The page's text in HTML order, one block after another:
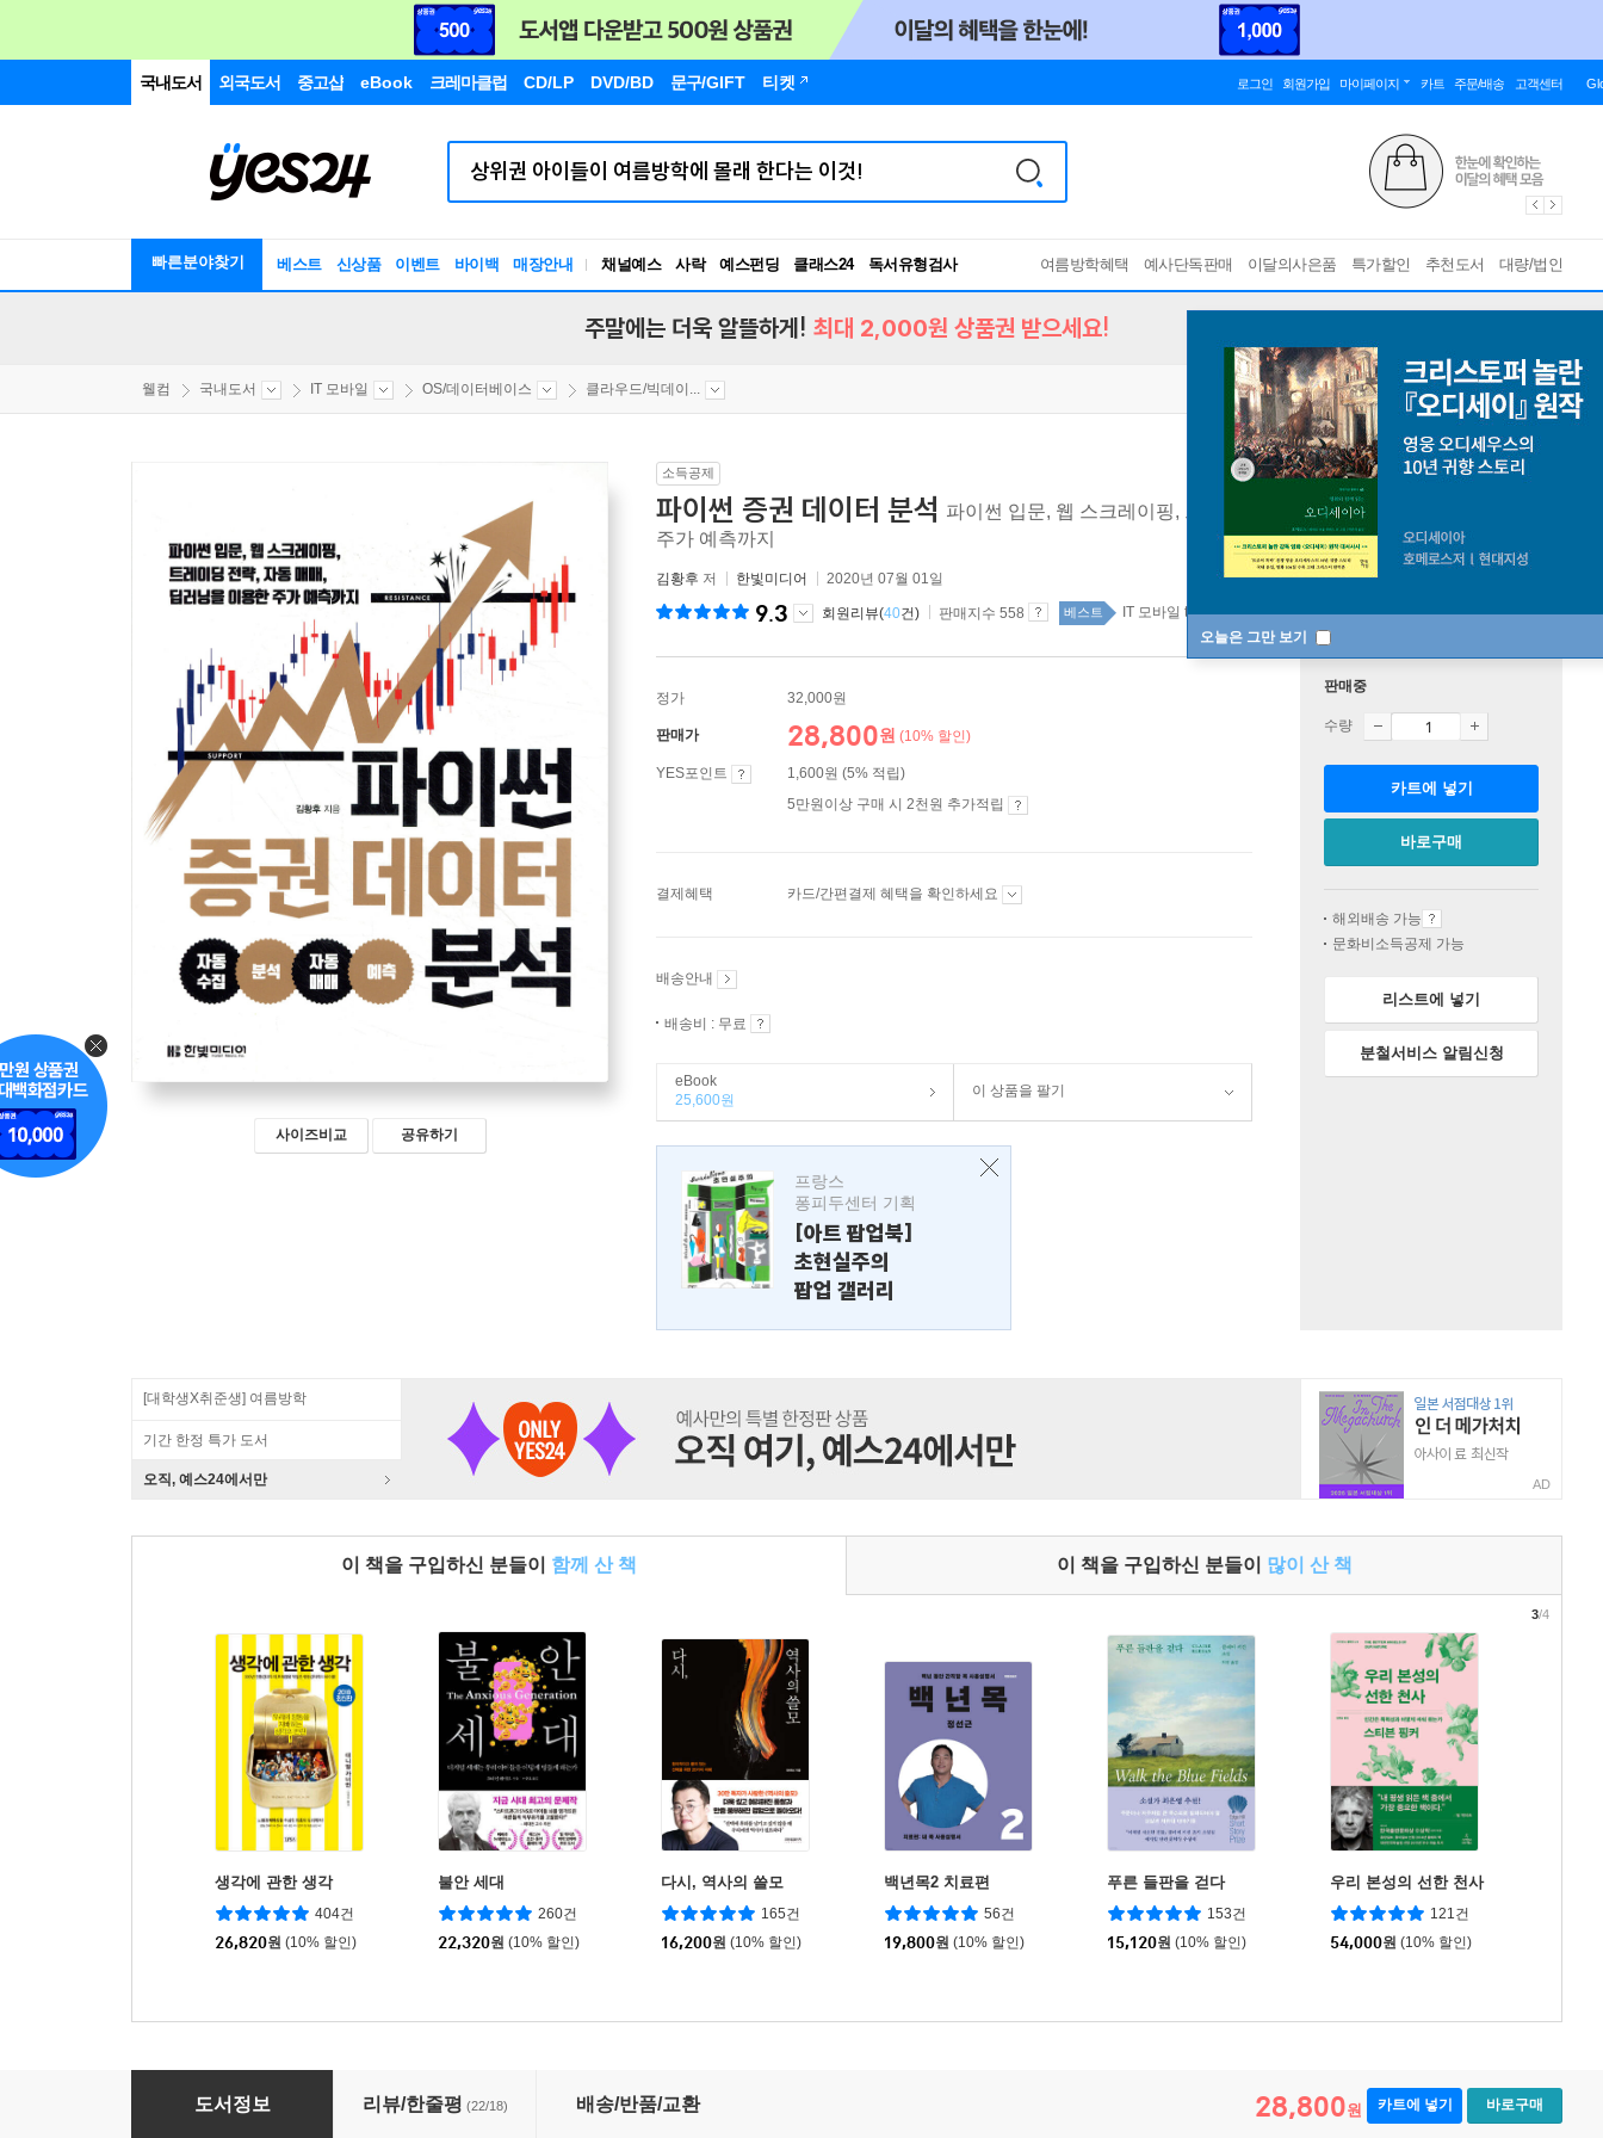
국내도서 외국도서 중고샵 eBook 크레마클럽 CD/LP DVD/BD 문구/GIFT 티켓 로그인 회원가입 마이페이지 카트 주문/배송 고객센터
빠른분야찾기 베스트 신상품 이벤트 바이백 매장안내 채널예스 사락 예스펀딩 클래스24
독서유형검사
RBTI Lab
여름방학혜택 예사단독판매 이달의사은품 특가할인 추천도서 대량/법인
오늘은 그만 보기
주말에는 더욱 알뜰하게! 최대 2,000원 상품권 받으세요!
웰컴 국내도서 IT 모바일 OS/데이터베이스 클라우드/빅데이...
사이즈비교 공유하기
소득공제
파이썬 증권 데이터 분석 파이썬 입문, 웹 스크레이핑, 트레이딩 전략, 자동 매매, 딥러닝을 이용한
주가 예측까지
김황후 저 한빛미디어 2020년 07월 01일
9.3 회원리뷰(40건) 판매지수 558 베스트 IT 모바일 top20 28주
정가 32,000원
판매가 28,800원 (10% 할인)
YES포인트
1,600원 (5% 적립)
5만원이상 구매 시 2천원 추가적립
결제혜택 카드/간편결제 혜택을 확인하세요
배송안내
배송비 : 무료
eBook
25,600원
이 상품을 팔기
프랑스
퐁피두센터 기획
[아트 팝업북]
초현실주의
팝업 갤러리
판매중
수량
카트에 넣기
바로구매
해외배송 가능
문화비소득공제 가능
리스트에 넣기
분철서비스 알림신청
[대학생X취준생] 여름방학
기간 한정 특가 도서
오직, 예스24에서만 AD
이 책을 구입하신 분들이 함께 산 책 이 책을 구입하신 분들이 많이 산 책
생각에 관한 생각
404건
26,820원 (10% 할인)
불안 세대
260건
22,320원 (10% 할인)
다시, 역사의 쓸모
165건
16,200원 (10% 할인)
백년목2 치료편
56건
19,800원 (10% 할인)
푸른 들판을 걷다
153건
15,120원 (10% 할인)
우리 본성의 선한 천사
121건
54,000원 (10% 할인)
3/4
파이썬 증권 데이터 분석
도서정보 리뷰/한줄평 (22/18) 배송/반품/교환 28,800원 카트에 넣기 바로구매